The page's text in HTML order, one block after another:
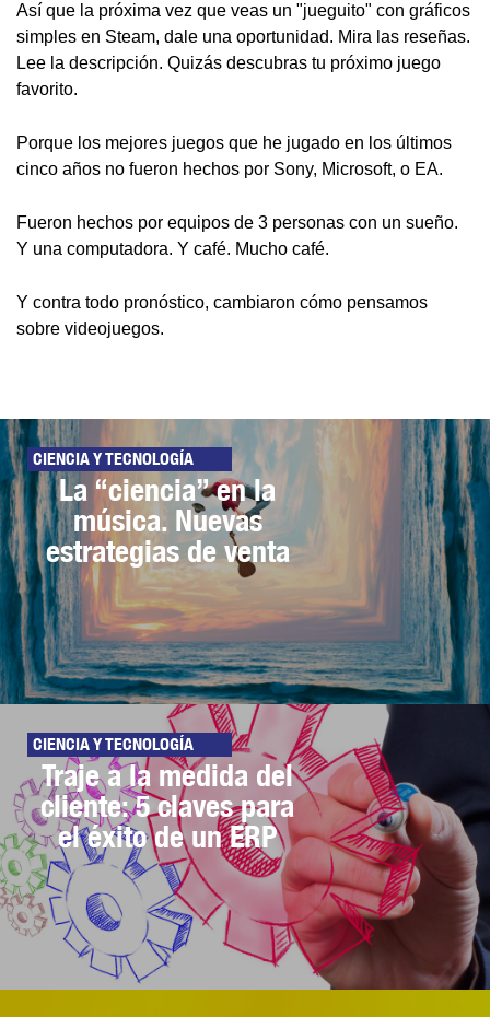
Así que la próxima vez que veas un "jueguito" con gráficos
simples en Steam, dale una oportunidad. Mira las reseñas.
Lee la descripción. Quizás descubras tu próximo juego
favorito.
Porque los mejores juegos que he jugado en los últimos
cinco años no fueron hechos por Sony, Microsoft, o EA.
Fueron hechos por equipos de 3 personas con un sueño.
Y una computadora. Y café. Mucho café.
Y contra todo pronóstico, cambiaron cómo pensamos
sobre videojuegos.
CIENCIA Y TECNOLOGÍA
La “ciencia” en la
música. Nuevas
estrategias de venta
CIENCIA Y TECNOLOGÍA
Traje a la medida del
cliente: 5 claves para
el éxito de un ERP